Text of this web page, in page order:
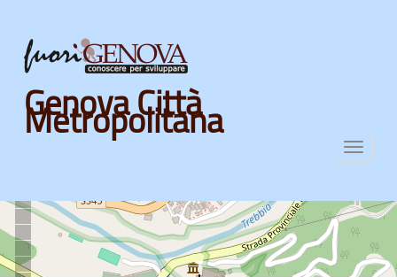
Skip
main
content
Genova Città
Metropolitana